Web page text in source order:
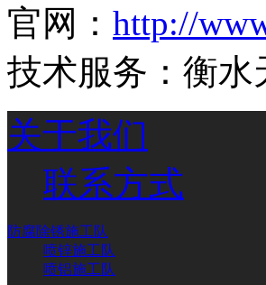
官网： http://
技术服务：衡水
关于我们
联系方式
防腐除锈施工队
喷锌施工队
喷铝施工队